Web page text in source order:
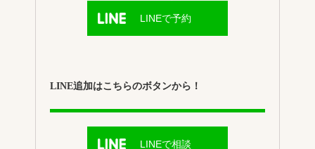
LINEで予約
LINE追加はこちらのボタンから！
LINEで相談